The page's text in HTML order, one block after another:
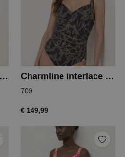
Charmline imperial tropics badpak Charmline interlace chains badpak
709
€ 149,99